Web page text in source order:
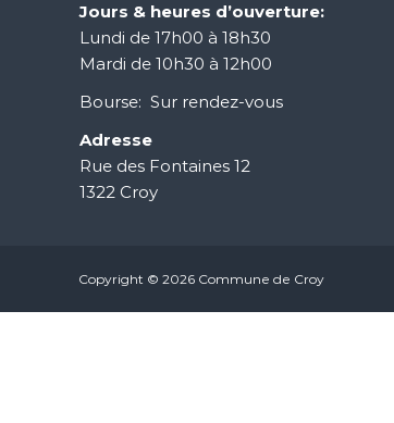
Jours & heures d’ouverture:
Lundi de 17h00 à 18h30
Mardi de 10h30 à 12h00
Bourse: Sur rendez-vous
Adresse
Rue des Fontaines 12
1322 Croy
Copyright © 2026 Commune de Croy